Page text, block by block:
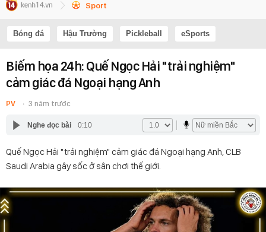
Sport
Bóng đá Hậu Trường Pickleball eSports
Biếm họa 24h: Quế Ngọc Hải "trải nghiệm"
cảm giác đá Ngoại hạng Anh
PV 3 năm trước
Nghe đọc bài 0:10
Quế Ngọc Hải "trải nghiệm" cảm giác đá Ngoại hạng Anh, CLB
Saudi Arabia gây sốc ở sân chơi thế giới.